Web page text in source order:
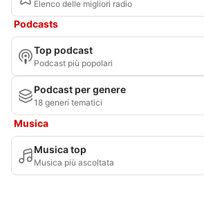
Elenco delle migliori radio
Podcasts
Top podcast
Podcast più popolari
Podcast per genere
18 generi tematici
Musica
Musica top
Musica più ascoltata